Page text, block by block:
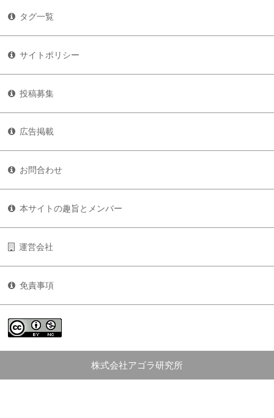
タグ一覧
サイトポリシー
投稿募集
広告掲載
お問合わせ
本サイトの趣旨とメンバー
運営会社
免責事項
株式会社アゴラ研究所